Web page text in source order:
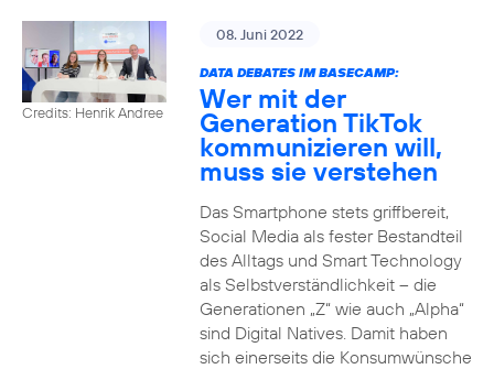
Credits: Henrik Andree
08. Juni 2022
DATA DEBATES IM BASECAMP:
Wer mit der
Generation TikTok
kommunizieren will,
muss sie verstehen
Das Smartphone stets griffbereit,
Social Media als fester Bestandteil
des Alltags und Smart Technology
als Selbstverständlichkeit – die
Generationen „Z“ wie auch „Alpha“
sind Digital Natives. Damit haben
sich einerseits die Konsumwünsche